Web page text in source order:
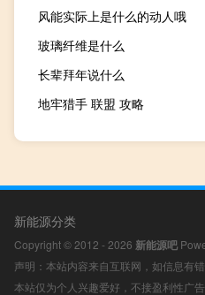
风能实际上是什么的动人哦
玻璃纤维是什么
长辈拜年说什么
地牢猎手 联盟 攻略
新能源分类
Copyright © 2012 - 2026 新能源吧
声明：本站内容来自互联网，如信息有
本站仅为个人兴趣爱好，不接盈利性广